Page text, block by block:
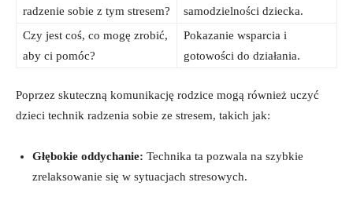
radzenie sobie‌ z tym stresem?
samodzielności ​dziecka.
Czy jest coś, co mogę zrobić,
aby ci pomóc?
Pokazanie​ wsparcia i
gotowości do‌ działania.
Poprzez skuteczną ⁢komunikację rodzice mogą również uczyć
⁢dzieci technik radzenia sobie ze stresem, takich jak:
Głębokie oddychanie: Technika ​ta pozwala na szybkie
zrelaksowanie się w sytuacjach ‌stresowych.